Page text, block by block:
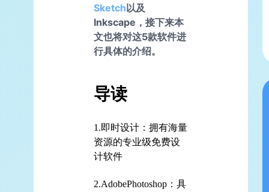
Sketch以及
Inkscape，接下来本
文也将对这5款软件进
行具体的介绍。
导读
1.即时设计：拥有海量
资源的专业级免费设
计软件
2.AdobePhotoshop：具